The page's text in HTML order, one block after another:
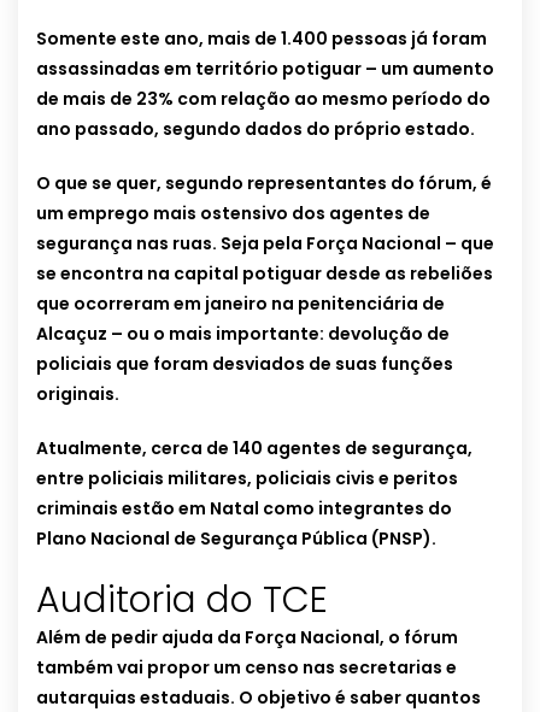
Somente este ano, mais de 1.400 pessoas já foram
assassinadas em território potiguar – um aumento
de mais de 23% com relação ao mesmo período do
ano passado, segundo dados do próprio estado.
O que se quer, segundo representantes do fórum, é
um emprego mais ostensivo dos agentes de
segurança nas ruas. Seja pela Força Nacional – que
se encontra na capital potiguar desde as rebeliões
que ocorreram em janeiro na penitenciária de
Alcaçuz – ou o mais importante: devolução de
policiais que foram desviados de suas funções
originais.
Atualmente, cerca de 140 agentes de segurança,
entre policiais militares, policiais civis e peritos
criminais estão em Natal como integrantes do
Plano Nacional de Segurança Pública (PNSP).
Auditoria do TCE
Além de pedir ajuda da Força Nacional, o fórum
também vai propor um censo nas secretarias e
autarquias estaduais. O objetivo é saber quantos